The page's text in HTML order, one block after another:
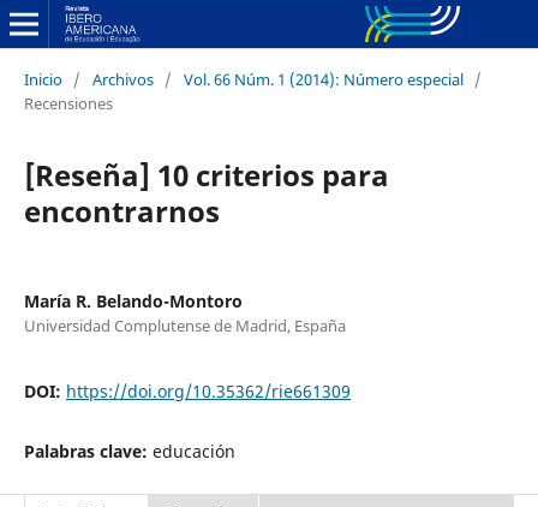
Inicio / Archivos / Vol. 66 Núm. 1 (2014): Número especial /
Recensiones
[Reseña] 10 criterios para
encontrarnos
María R. Belando-Montoro
Universidad Complutense de Madrid, España
DOI: https://doi.org/10.35362/rie661309
Palabras clave: educación